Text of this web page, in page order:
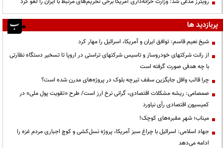
پربازدید ها
شیخ نعیم قاسم: توافق ایران و آمریکا، اسرائیل را مهار کرد
از رانت‌ شرکتهای خودروساز و تاسیس شرکتهای تراستی در اروپا تا تسخیر دستگاه نظارتی
با چه هدفی صورت گرفته است
چرا قالب وافل جایگزین سقف تیرچه بلوک در پروژه‌های مدرن شده است؟
صمصامی: ریشه مشکلات اقتصادی، گرانی نرخ ارز است/ طرح «تقویت پول ملی» در
کمیسیون اقتصادی رأی نیاورد
میناب؛ شهرِ مقبره‌های کوچک!
جهاد اسلامی: اسرائیل با چراغ سبز آمریکا، پروژه نسل‌کشی و کوچ اجباری مردم غزه را
ادامه می‌دهد